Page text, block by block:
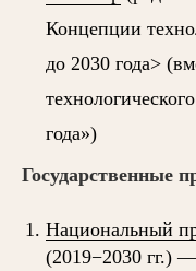
Концепции
до 2030 года>
года»)
Государственные
Национальный
(2019−2030 гг.)